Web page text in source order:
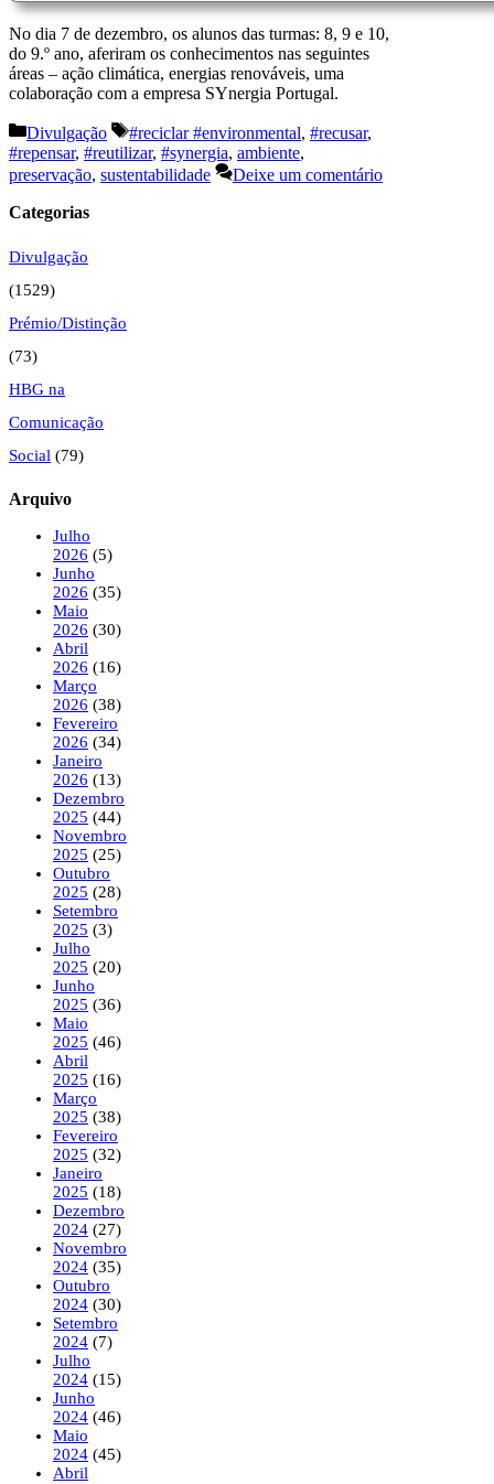
No dia 7 de dezembro, os alunos das turmas: 8, 9 e 10,
do 9.º ano, aferiram os conhecimentos nas seguintes
áreas – ação climática, energias renováveis, uma
colaboração com a empresa SYnergia Portugal.
Categorias
Divulgação Etiquetas
#reciclar #environmental, #recusar,
#repensar, #reutilizar, #synergia, ambiente,
preservação, sustentabilidade
Deixe um comentário
Categorias
Divulgação
(1529)
Prémio/Distinção
(73)
HBG na
Comunicação
Social (79)
Arquivo
Julho
2026 (5)
Junho
2026 (35)
Maio
2026 (30)
Abril
2026 (16)
Março
2026 (38)
Fevereiro
2026 (34)
Janeiro
2026 (13)
Dezembro
2025 (44)
Novembro
2025 (25)
Outubro
2025 (28)
Setembro
2025 (3)
Julho
2025 (20)
Junho
2025 (36)
Maio
2025 (46)
Abril
2025 (16)
Março
2025 (38)
Fevereiro
2025 (32)
Janeiro
2025 (18)
Dezembro
2024 (27)
Novembro
2024 (35)
Outubro
2024 (30)
Setembro
2024 (7)
Julho
2024 (15)
Junho
2024 (46)
Maio
2024 (45)
Abril